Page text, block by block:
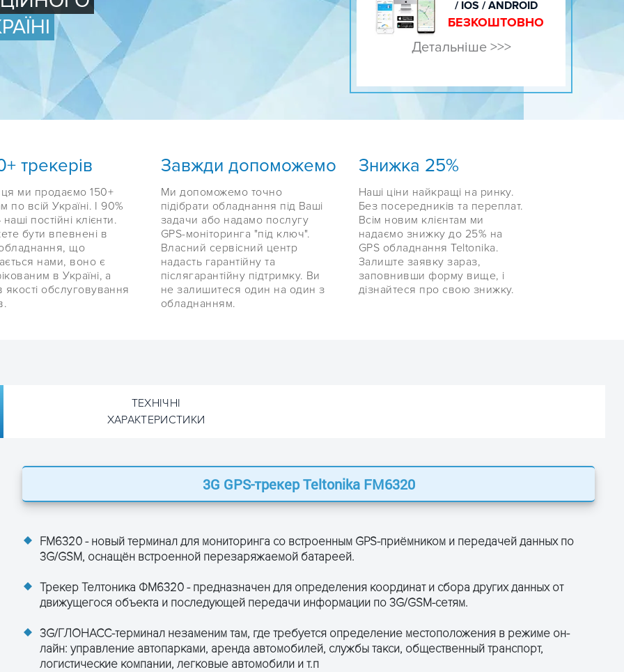
/ IOS / ANDROID
БЕЗКОШТОВНО
Детальніше >>>
трекерів
ми продаємо 150+
по всій Україні. І 90%
постійні клієнти.
бути впевнені в
обладнання, що
нами, воно є
в Україні, а
якості обслуговування
Завжди допоможемо
Ми допоможемо точно
підібрати обладнання під Ваші
задачи або надамо послугу
GPS-моніторинга "під ключ".
Власний сервісний центр
надасть гарантійну та
післягарантійну підтримку. Ви
не залишитеся один на один з
обладнанням.
Знижка 25%
Наші ціни найкращі на ринку.
Без посередників та переплат.
Всім новим клієнтам ми
надаємо знижку до 25% на
GPS обладнання Teltonika.
Залиште заявку зараз,
заповнивши форму вище, і
дізнайтеся про свою знижку.
ТЕХНІЧНІ
ХАРАКТЕРИСТИКИ
3G GPS-трекер Teltonika FM6320
FM6320 - новый терминал для мониторинга со встроенным GPS-приёмником и передачей данных по
3G/GSM, оснащён встроенной перезаряжаемой батареей.
Трекер Телтоника ФМ6320 - предназначен для определения координат и сбора других данных от
движущегося объекта и последующей передачи информации по 3G/GSM-сетям.
3G/ГЛОНАСС-терминал незаменим там, где требуется определение местоположения в режиме он-
лайн: управление автопарками, аренда автомобилей, службы такси, общественный транспорт,
логистические компании, легковые автомобили и т.п
FM6320
зависят от модуля:
2100 МГц (мировой)
модуль)
зависят от модуля:
(мировой)
(мировой диапазон)
(мировой диапазон)
(EMEA/APAC-модуль)
(EMEA/APAC-модуль)
ЗАЛИШТЕ ЗАЯВКУ